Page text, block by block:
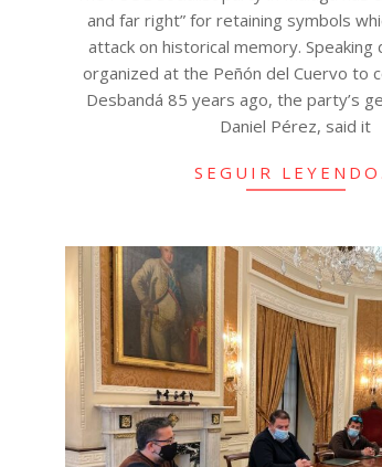
and far right” for retaining symbols
attack on historical memory.
organized at the Peñón del Cuervo to
Desbandá 85 years ago, the party’s
Daniel Pérez, said it
SEGUIR